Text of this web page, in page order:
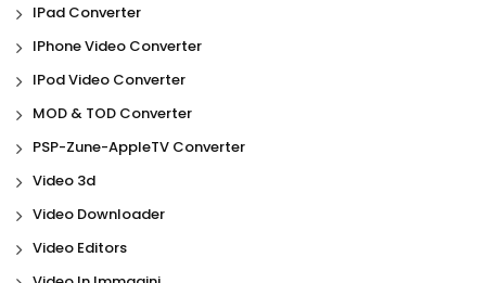
IPad Converter
IPhone Video Converter
IPod Video Converter
MOD & TOD Converter
PSP-Zune-AppleTV Converter
Video 3d
Video Downloader
Video Editors